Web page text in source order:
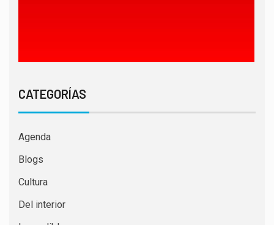
CATEGORÍAS
Agenda
Blogs
Cultura
Del interior